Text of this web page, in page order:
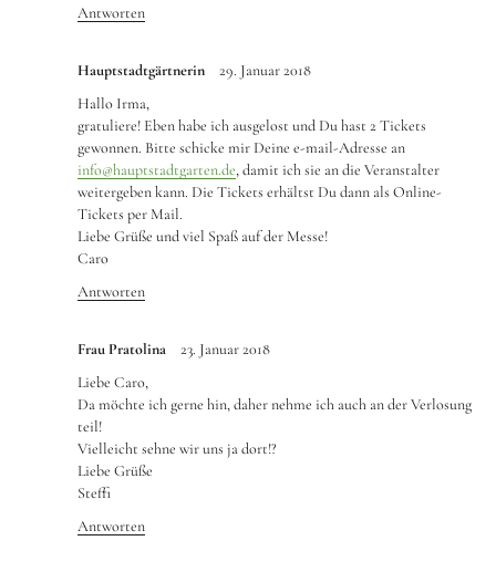
Antworten
Hauptstadtgärtnerin
29. Januar 2018
Hallo Irma,
gratuliere! Eben habe ich ausgelost und Du hast 2 Tickets
gewonnen. Bitte schicke mir Deine e-mail-Adresse an
info@hauptstadtgarten.de, damit ich sie an die Veranstalter
weitergeben kann. Die Tickets erhältst Du dann als Online-
Tickets per Mail.
Liebe Grüße und viel Spaß auf der Messe!
Caro
Antworten
Frau Pratolina
23. Januar 2018
Liebe Caro,
Da möchte ich gerne hin, daher nehme ich auch an der Verlosung
teil!
Vielleicht sehne wir uns ja dort!?
Liebe Grüße
Steffi
Antworten